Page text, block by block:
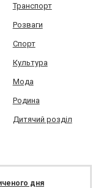
Транспорт
Розваги
Спорт
Культура
Мода
Родина
Дитячий розділ
дня